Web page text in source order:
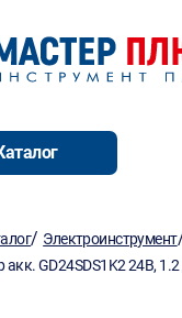
/ Электроинструмент
GD24SDS1K2 24В,